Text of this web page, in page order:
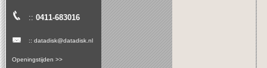
:: 0411-683016
:: datadisk@datadisk.nl
Openingstijden >>